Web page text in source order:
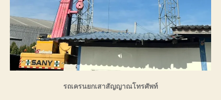
รถเครนยกเสาสัญญาณโทรศัพท์